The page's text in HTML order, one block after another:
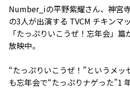
Number_iの平野紫耀さん、神宮
の3人が出演する TVCM チキンマ
「たっぷりいこうぜ！忘年会」
放映中。
“たっぷりいこうぜ！”というメッ
も忘年会で“たっぷりナゲった”1